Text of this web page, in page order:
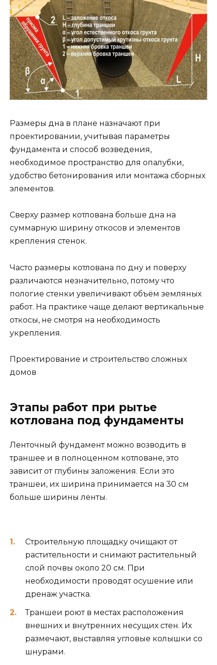
Размеры дна в плане назначают при
проектировании, учитывая параметры
фундамента и способ возведения,
необходимое пространство для опалубки,
удобство бетонирования или монтажа сборных
элементов.
Сверху размер котлована больше дна на
суммарную ширину откосов и элементов
крепления стенок.
Часто размеры котлована по дну и поверху
различаются незначительно, потому что
пологие стенки увеличивают объём земляных
работ. На практике чаще делают вертикальные
откосы, не смотря на необходимость
укрепления.
Проектирование и строительство сложных
домов
Этапы работ при рытье
котлована под фундаменты
Ленточный фундамент можно возводить в
траншее и в полноценном котловане, это
зависит от глубины заложения. Если это
траншеи, их ширина принимается на 30 см
больше ширины ленты.
Строительную площадку очищают от
растительности и снимают растительный
слой почвы около 20 см. При
необходимости проводят осушение или
дренаж участка.
Траншеи роют в местах расположения
внешних и внутренних несущих стен. Их
размечают, выставляя угловые колышки со
шнурами.